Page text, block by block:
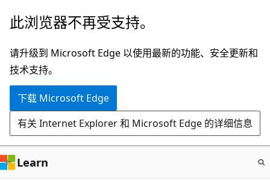
跳
主
要
内
此浏览器不再受支持。
请升级到 Microsoft Edge 以使用最新的功能、安全更新和
技术支持。
下载 Microsoft Edge
有关 Internet Explorer 和 Microsoft Edge 的详细信息
Learn